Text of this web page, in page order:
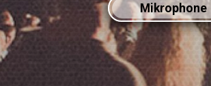
Mikrophone